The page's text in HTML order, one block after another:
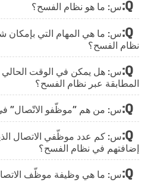
س: ما هو نظام الفسح؟
س: ما هي المهام التي بإمكان
نظام الفسح؟
س: هل يمكن في الوقت الحالي
المطابقة عبر نظام الفسح؟
س: من هم "موظّفو الاتّصال"
س: كم عدد موظّفي الاتصال
إضافتهم في نظام الفسح؟
س: ما هي وظيفة موظّف